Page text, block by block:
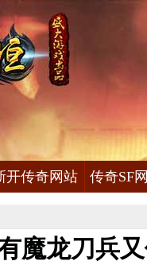
开传奇网站 传奇SF
魔龙刀兵